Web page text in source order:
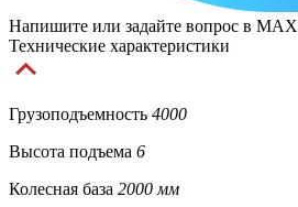
Напишите или задайте вопрос в MAX
Технические характеристики
Грузоподъемность 4000
Высота подъема 6
Колесная база 2000 мм